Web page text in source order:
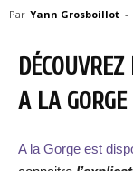
Par Yann Grosboillot -
A LA
A la Gorge est